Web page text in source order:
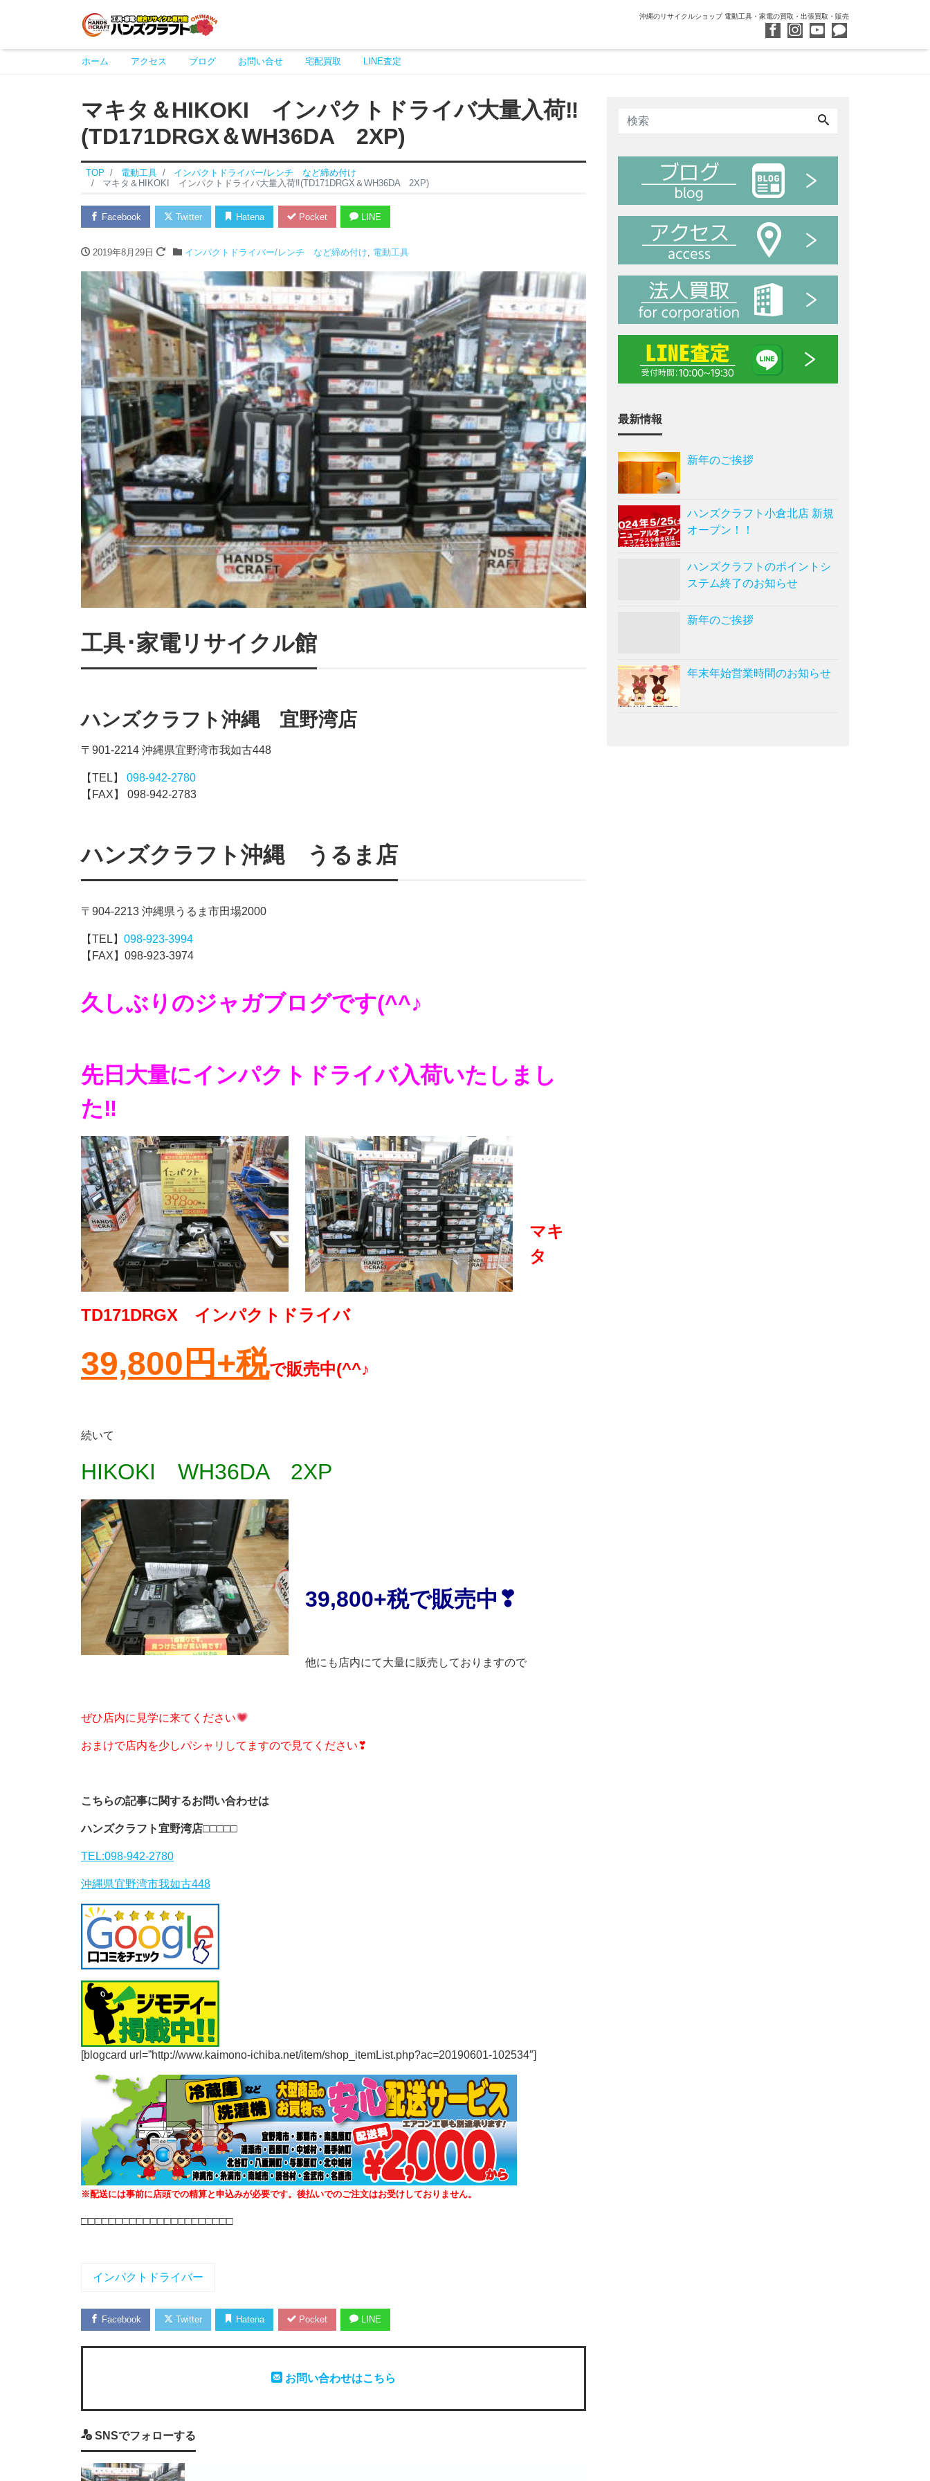
沖縄のリサイクルショップ 電動工具・家電の買取・出張買取・販売
ホーム アクセス ブログ お問い合せ 宅配買取 LINE査定
マキタ＆HIKOKI インパクトドライバ大量入荷‼
(TD171DRGX＆WH36DA 2XP)
TOP 電動工具
インパクトドライバー/レンチ など締め付け
マキタ＆HIKOKI インパクトドライバ大量入荷‼(TD171DRGX＆WH36DA 2XP)
Facebook Twitter Hatena Pocket LINE
2019年8月29日 インパクトドライバー/レンチ など締め付け 電動工具
工具･家電リサイクル館
ハンズクラフト沖縄 宜野湾店
〒901-2214 沖縄県宜野湾市我如古448
【TEL】 098-942-2780
【FAX】 098-942-2783
ハンズクラフト沖縄 うるま店
〒904-2213 沖縄県うるま市田場2000
【TEL】 098-923-3994
【FAX】098-923-3974
久しぶりのジャガブログです(^^♪
先日大量にインパクトドライバ入荷いたしまし
た‼
マキ
タ
TD171DRGX インパクトドライバ
39,800円+税で販売中(^^♪
続いて
HIKOKI WH36DA 2XP
39,800+税で販売中❣
他にも店内にて大量に販売しておりますので
ぜひ店内に見学に来てください
おまけで店内を少しパシャリしてますので見てください❣
こちらの記事に関するお問い合わせは
ハンズクラフト宜野湾店□□□□□
TEL:098-942-2780
沖縄県宜野湾市我如古448
[blogcard url=”http://www.kaimono-ichiba.net/item/shop_itemList.php?ac=20190601-102534″]
※配送には事前に店頭での精算と申込みが必要です。後払いでのご注文はお受けしておりません。
□□□□□□□□□□□□□□□□□□□□□□
インパクトドライバー
Facebook Twitter Hatena Pocket LINE
お問い合わせはこちら
SNSでフォローする
最新情報
新年のご挨拶
ハンズクラフト小倉北店 新規
オープン！！
ハンズクラフトのポイントシ
ステム終了のお知らせ
新年のご挨拶
年末年始営業時間のお知らせ